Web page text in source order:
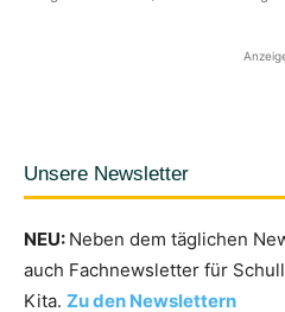
Unsere Newsletter
NEU: Neben dem täglichen
auch Fachnewsletter für
Kita. Zu den Newslettern